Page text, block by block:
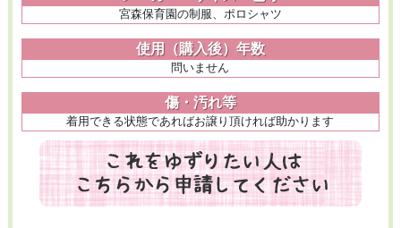
宮森保育園の制服、ポロシャツ
使用（購入後）年数
問いません
傷・汚れ等
着用できる状態であればお譲り頂ければ助かります